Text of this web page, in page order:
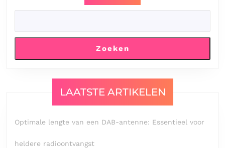
Zoeken
LAATSTE ARTIKELEN
Optimale lengte van een DAB-antenne: Essentieel voor
heldere radioontvangst